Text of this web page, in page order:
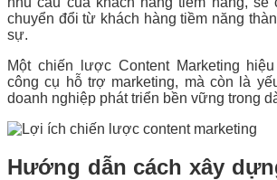
chuyển đổi từ khách hàng tiềm năng
sự.
Một chiến lược Content Marketing
công cụ hỗ trợ marketing, mà còn là
doanh nghiệp phát triển bền vững trong
Hướng dẫn cách xây